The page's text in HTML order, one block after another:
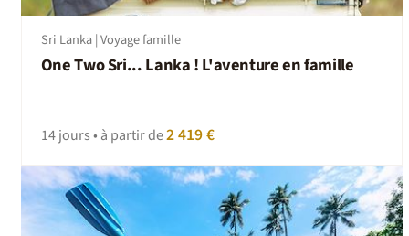
Sri Lanka | Voyage famille
One Two Sri... Lanka ! L'aventure en famille
14 jours • à partir de2 419 €